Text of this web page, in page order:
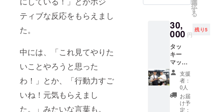
ティブな反応をもらえまし
た。
中には、「これ見てやりた
いことやろうと思った
わ！」とか、「行動力すご
いね！元気もらえまし
た。」みたいな言葉も。
は
170cm
です。
ナルロ
テッ
カー 草
むしり
とか引
越しの
お手伝
いと
か、大
体なん
でもや
りま
す！ ※
択
す
る
30,
000 円
残り5
タッ
キー
マッ
キーを1
日自由
に使え
る券＋
カレー
＋ラッ
支援
者：
0人
お届
け予
定：